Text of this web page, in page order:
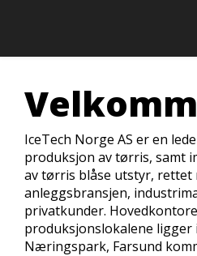
IceTech Norge AS er en
produksjon av tørris, samt
av tørris blåse utstyr, rettet
anleggsbransjen,
privatkunder.
produksjonslokalene ligger
Næringspark, Farsund